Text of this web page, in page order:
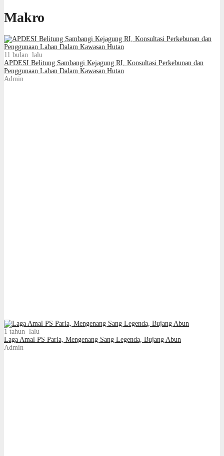
Makro
11 bulan lalu
APDESI Belitung Sambangi Kejagung RI, Konsultasi Perkebunan dan
Penggunaan Lahan Dalam Kawasan Hutan
Admin
1 tahun lalu
Laga Amal PS Parla, Mengenang Sang Legenda, Bujang Abun
Admin